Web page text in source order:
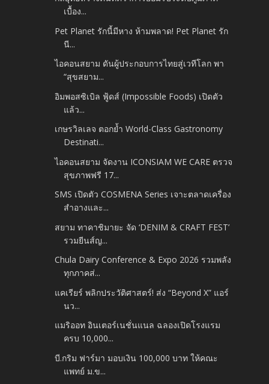
เบื้อง...
Pet Planet รักนี้มีหาง ห้ามพลาด! Pet Planet รัก
นี...
ไอคอนสยาม ดันผู้ประกอบการไทยสู่เวทีโลก พา
“สุขสยาม...
อิมพอสซิเบิล ฟู้ดส์ (Impossible Foods) เปิดตัว
แล้ว...
เกษรวิลเลจ ตอกย้ำ World-Class Gastronomy
Destinati...
ไอคอนสยาม จัดงาน ICONSIAM WE CARE ตรวจ
สุขภาพฟรี 17...
SMS เปิดตัว COSMENA Series เจาะตลาดเครื่อง
สำอางและ...
สยาม ทาคาชิมายะ จัด ‘DENIM & CRAFT FEST’
รวมยีนส์ญ...
Chula Dairy Conference & Expo 2026 รวมพลัง
ทุกภาคส่...
แคเรียร์ พลิกประวัติศาสตร์! ส่ง “Beyond X” แอร์
นว...
แมริออท อินเตอร์เนชั่นแนล ฉลองเปิดโรงแรม
ครบ 10,000...
บี.กริม ฟาร์มา มอบเงิน 100,000 บาท ให้คณะ
แพทย์ ม.ข...